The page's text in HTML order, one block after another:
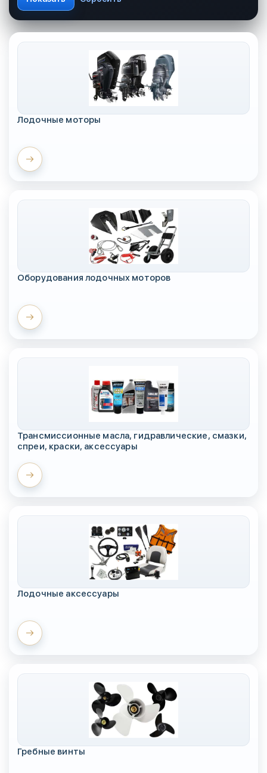
Лодочные моторы
Оборудования лодочных моторов
Трансмиссионные масла, гидравлические, смазки,
спреи, краски, аксессуары
Лодочные аксессуары
Гребные винты